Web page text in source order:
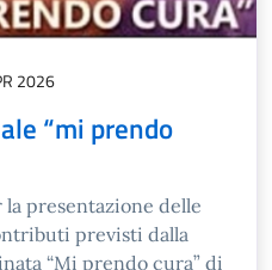
2026
“mi prendo
presentazione delle
previsti dalla
“Mi prendo cura” di